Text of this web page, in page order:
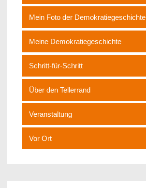
Mein Foto der Demokratiegeschichte
Meine Demokratiegeschichte
Schritt-für-Schritt
Über den Tellerrand
Veranstaltung
Vor Ort